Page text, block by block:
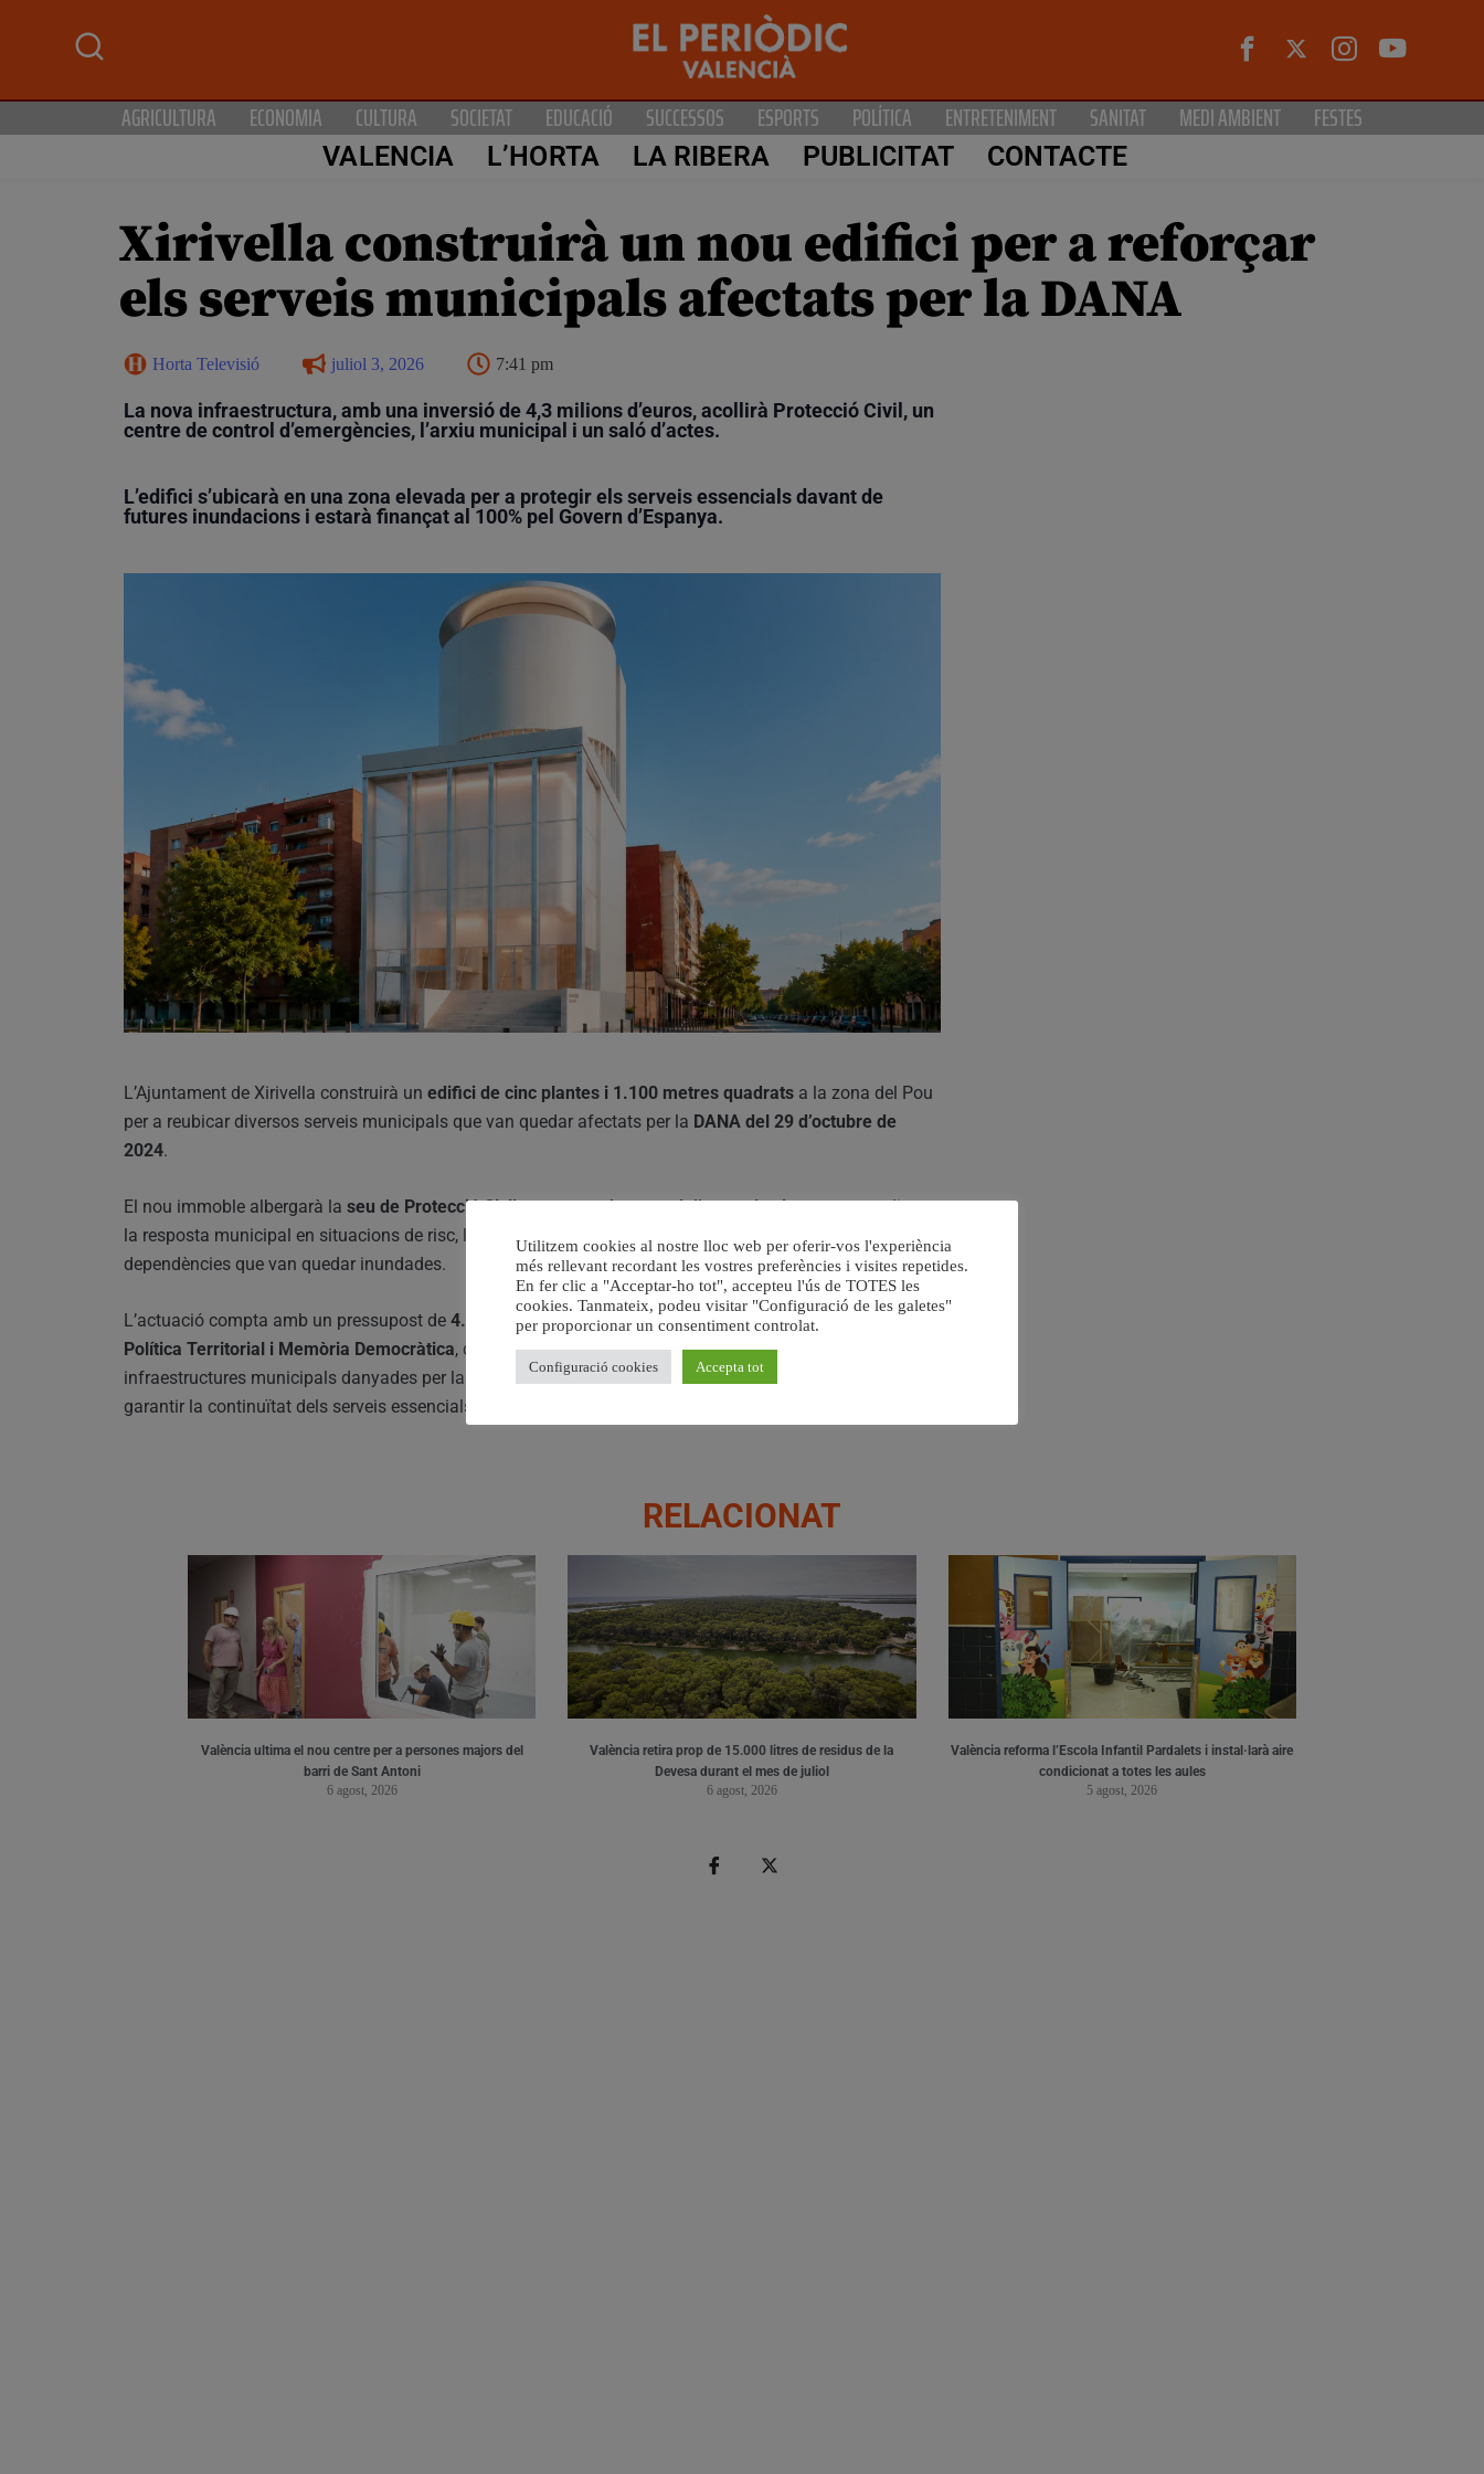
AGRICULTURA ECONOMIA CULTURA SOCIETAT EDUCACIÓ SUCCESSOS ESPORTS POLÍTICA ENTRETENIMENT SANITAT MEDI AMBIENT FESTES
VALENCIA L’HORTA LA RIBERA PUBLICITAT CONTACTE
Xirivella construirà un nou edifici per a reforçar
els serveis municipals afectats per la DANA
Horta Televisió juliol 3, 2026 7:41 pm
La nova infraestructura, amb una inversió de 4,3 milions d’euros, acollirà Protecció Civil, un
centre de control d’emergències, l’arxiu municipal i un saló d’actes.
L’edifici s’ubicarà en una zona elevada per a protegir els serveis essencials davant de
futures inundacions i estarà finançat al 100% pel Govern d’Espanya.
L’Ajuntament de Xirivella construirà un edifici de cinc plantes i 1.100 metres quadrats a la zona del Pou
per a reubicar diversos serveis municipals que van quedar afectats per la DANA del 29 d’octubre de
2024.
El nou immoble albergarà la seu de Protecció Civil, uncentre de control d’emergènciesper a coordinar
la resposta municipal en situacions de risc, l’
arxiu municipal i un nou saló d’actes
, substituint les
dependències que van quedar inundades.
L’actuació compta amb un pressupost de 4.346.042,76 euros, finançat íntegrament pelMinisteri de
Política Territorial i Memòria Democràtica, dins del programa estatal de reconstrucció de les
infraestructures municipals danyades per la DANA. L’objectiu és reduir la vulnerabilitat del municipi i
garantir la continuïtat dels serveis essencials davant de futurs episodis meteorològics extrems.
RELACIONAT
València ultima el nou centre per a persones majors del
barri de Sant Antoni
6 agost, 2026
València retira prop de 15.000 litres de residus de la
Devesa durant el mes de juliol
6 agost, 2026
València reforma l’Escola Infantil Pardalets i instal·larà aire
condicionat a totes les aules
5 agost, 2026
Utilitzem cookies al nostre lloc web per oferir-vos l'experiència
més rellevant recordant les vostres preferències i visites repetides.
En fer clic a "Acceptar-ho tot", accepteu l'ús de TOTES les
cookies. Tanmateix, podeu visitar "Configuració de les galetes"
per proporcionar un consentiment controlat.
Configuració cookies Accepta tot